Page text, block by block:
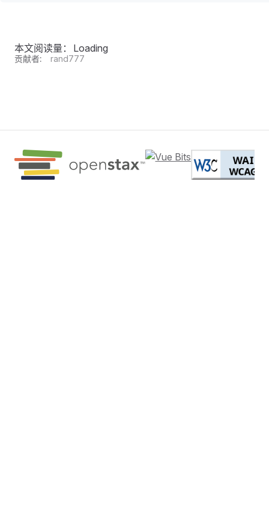
本文阅读量： Loading
贡献者: rand777